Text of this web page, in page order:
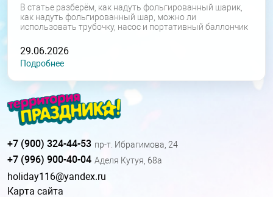
В статье разберём, как надуть фольгированный шарик,
как надуть фольгированный шар, можно ли
использовать трубочку, насос и портативный баллончик
29.06.2026
Подробнее
+7 (900) 324-44-53 пр-т. Ибрагимова, 24
+7 (996) 900-40-04 Аделя Кутуя, 68а
holiday116@yandex.ru
Карта сайта